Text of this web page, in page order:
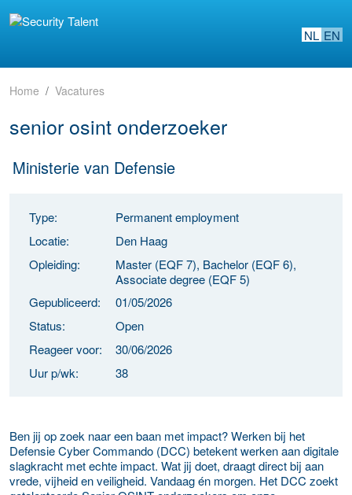
NL EN
Home Vacatures
senior osint onderzoeker
Ministerie van Defensie
Type:
Permanent employment
Locatie:
Den Haag
Opleiding:
Master (EQF 7), Bachelor (EQF 6),
Associate degree (EQF 5)
Gepubliceerd:
01/05/2026
Status:
Open
Reageer voor:
30/06/2026
Uur p/wk:
38
Ben jij op zoek naar een baan met impact? Werken bij het
Defensie Cyber Commando (DCC) betekent werken aan digitale
slagkracht met echte impact. Wat jij doet, draagt direct bij aan
vrede, vijheid en veiligheid. Vandaag én morgen. Het DCC zoekt